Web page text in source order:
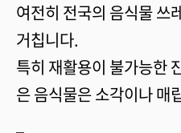
여전히 전국의 음식물 쓰
거칩니다.
특히 재활용이 불가능한
은 음식물은 소각이나 매